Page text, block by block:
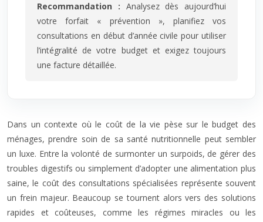
Recommandation : Analysez dès aujourd’hui
votre forfait « prévention », planifiez vos
consultations en début d’année civile pour utiliser
l’intégralité de votre budget et exigez toujours
une facture détaillée.
Dans un contexte où le coût de la vie pèse sur le budget des
ménages, prendre soin de sa santé nutritionnelle peut sembler
un luxe. Entre la volonté de surmonter un surpoids, de gérer des
troubles digestifs ou simplement d’adopter une alimentation plus
saine, le coût des consultations spécialisées représente souvent
un frein majeur. Beaucoup se tournent alors vers des solutions
rapides et coûteuses, comme les régimes miracles ou les